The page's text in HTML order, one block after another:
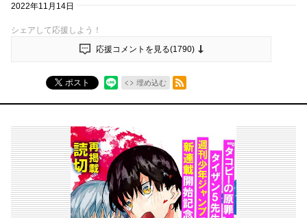
2022年11月14日
シェアして応援しよう！
応援コメントを見る(1790)
ポスト 埋め込む
RSSフィード